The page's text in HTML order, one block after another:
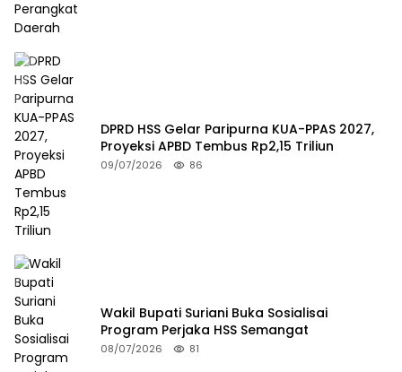
DPRD HSS Gelar Paripurna KUA-PPAS 2027,
Proyeksi APBD Tembus Rp2,15 Triliun
09/07/2026 86
Wakil Bupati Suriani Buka Sosialisai
Program Perjaka HSS Semangat
08/07/2026 81